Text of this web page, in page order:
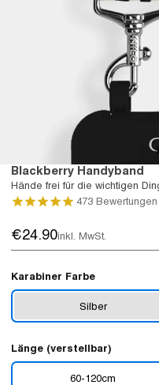
Blackberry Handyband
Hände frei für die wichtigen
473 Bewertungen
€24.90inkl. MwSt.
Länge (verstellbar)
60-120cm
Karabiner Farbe
Silber